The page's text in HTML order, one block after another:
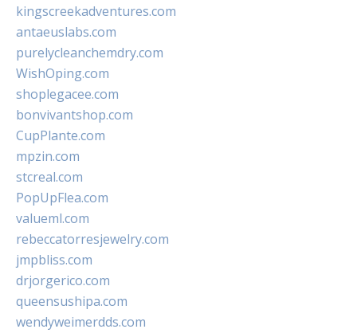
kingscreekadventures.com
antaeuslabs.com
purelycleanchemdry.com
WishOping.com
shoplegacee.com
bonvivantshop.com
CupPlante.com
mpzin.com
stcreal.com
PopUpFlea.com
valueml.com
rebeccatorresjewelry.com
jmpbliss.com
drjorgerico.com
queensushipa.com
wendyweimerdds.com